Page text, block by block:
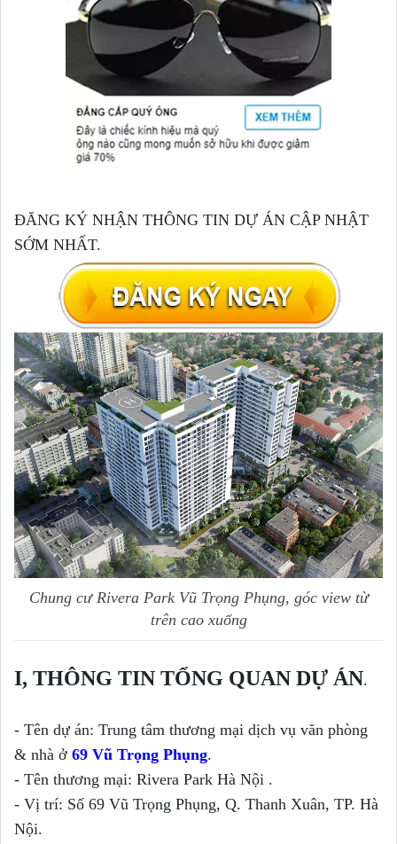
ĐĂNG KÝ NHẬN THÔNG TIN DỰ ÁN CẬP NHẬT
SỚM NHẤT.
Chung cư Rivera Park Vũ Trọng Phụng, góc view từ
trên cao xuống
I, THÔNG TIN TỔNG QUAN DỰ ÁN.
- Tên dự án: Trung tâm thương mại dịch vụ văn phòng
& nhà ở 69 Vũ Trọng Phụng.
- Tên thương mại: Rivera Park Hà Nội .
- Vị trí: Số 69 Vũ Trọng Phụng, Q. Thanh Xuân, TP. Hà
Nội.